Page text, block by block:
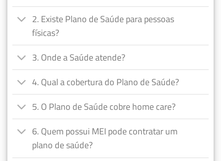
2. Existe Plano de Saúde para pessoas
físicas?
3. Onde a Saúde atende?
4. Qual a cobertura do Plano de Saúde?
5. O Plano de Saúde cobre home care?
6. Quem possui MEI pode contratar um
plano de saúde?